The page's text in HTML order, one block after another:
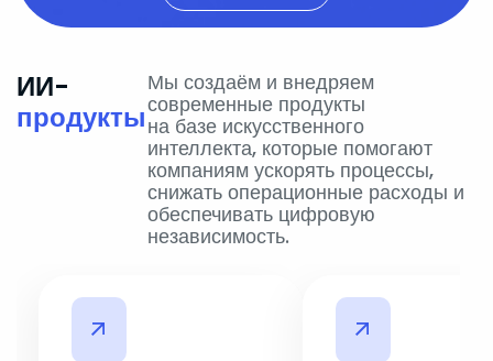
ИИ-
продукты
Мы создаём и внедряем
современные продукты
на базе искусственного
интеллекта, которые помогают
компаниям ускорять процессы,
снижать операционные расходы и
обеспечивать цифровую
независимость.